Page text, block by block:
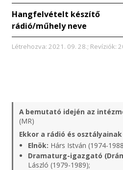
Hangfelvételt készítő
rádió/műhely neve
Létrehozva: 2021. 09. 28.; Revíziók:
A bemutató idején az
(MR)
Ekkor a rádió és
Elnök: Hárs István (1974-
Dramaturg-igazgató
László (1979-1989);